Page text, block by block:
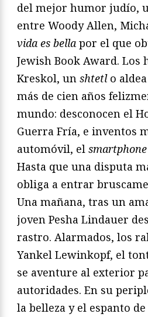
del mejor humor judío,
entre Woody Allen,
vida es bella por el que
Jewish Book Award. Los
Kreskol, un shtetlo
más de cien años
mundo: desconocen el
Guerra Fría, e inventos
automóvil, el smartphone
Hasta que una disputa
obliga a entrar
Una mañana, tras un
joven Pesha Lindauer
rastro. Alarmados, los
Yankel Lewinkopf, el
se aventure al exterior
autoridades. En su
la belleza y el espanto